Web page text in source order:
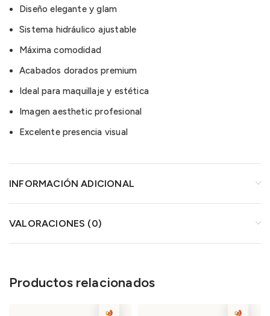
Diseño elegante y glam
Sistema hidráulico ajustable
Máxima comodidad
Acabados dorados premium
Ideal para maquillaje y estética
Imagen aesthetic profesional
Excelente presencia visual
INFORMACIÓN ADICIONAL
VALORACIONES (0)
Productos relacionados